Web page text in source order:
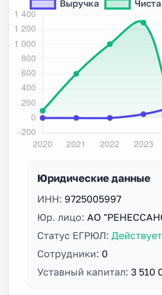
Юридические данные
ИНН: 9725005997
Юр. лицо: АО
Статус ЕГРЮЛ: Действует
Сотрудники: 0
Уставный капитал: 3 510